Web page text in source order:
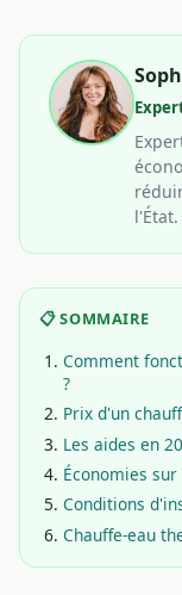
l'État.
📋 SOMMAIRE
Comment
?
Prix d'un
Les aides en
Économies
Conditions
Chauffe-eau